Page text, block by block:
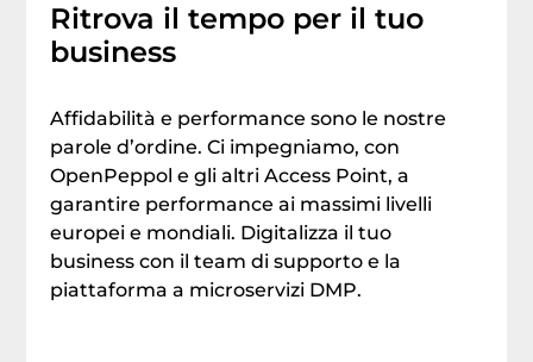
Ritrova il tempo per il tuo
business
Affidabilità e performance sono le nostre
parole d’ordine. Ci impegniamo, con
OpenPeppol e gli altri Access Point, a
garantire performance ai massimi livelli
europei e mondiali. Digitalizza il tuo
business con il team di supporto e la
piattaforma a microservizi DMP.